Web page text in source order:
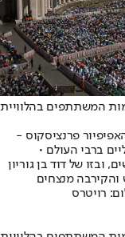
המשתתפים בהלוויית
האפיפיור פרנציסקוס -
ברבי העולם •
ובזו של דוד בן גוריון
מנצחים
רויטרס